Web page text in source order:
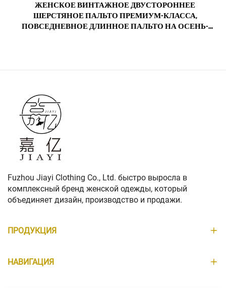
ЖЕНСКОЕ ВИНТАЖНОЕ ДВУСТОРОННЕЕ
ШЕРСТЯНОЕ ПАЛЬТО ПРЕМИУМ-КЛАССА,
ПОВСЕДНЕВНОЕ ДЛИННОЕ ПАЛЬТО НА ОСЕНЬ-
Fuzhou Jiayi Clothing Co., Ltd. быстро выросла в
комплексный бренд женской одежды, который
объединяет дизайн, производство и продажи.
ПРОДУКЦИЯ
НАВИГАЦИЯ